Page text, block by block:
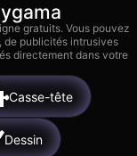
gratuits. Vous pouvez
de publicités intrusives
directement dans votre
Casse-tête
Dessin